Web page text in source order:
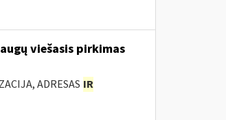
viešasis pirkimas
ADRESAS IR